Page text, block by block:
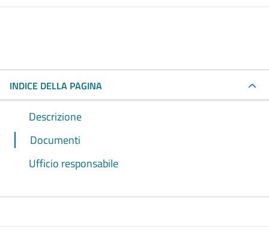
INDICE DELLA PAGINA
Descrizione
Documenti
Ufficio responsabile